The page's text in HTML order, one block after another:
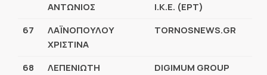
ΑΝΤΩΝΙΟΣ
Ι.Κ.Ε. (ΕΡΤ)
67
ΛΑΪΝΟΠΟΥΛΟΥ
ΧΡΙΣΤΙΝΑ
TORNOSNEWS.GR
68
ΛΕΠΕΝΙΩΤΗ
DIGIMUM GROUP